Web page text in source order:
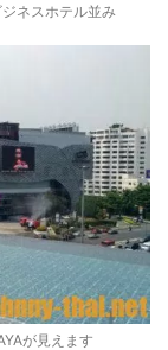
ネスホテル並み
が見えます